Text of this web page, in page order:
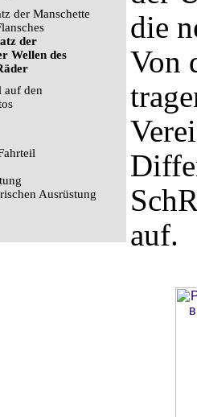
der Manschette
der
Wellen des
auf den
Ausrüstung
die
Von
auf.